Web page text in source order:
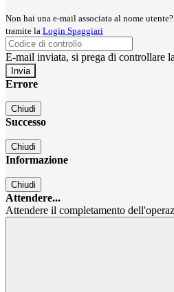
Non hai una e-mail associata al nome
tramite la Login Spaggiari
E-mail inviata, si prega di controllare
Errore
Chiudi
Successo
Chiudi
Informazione
Chiudi
Attendere...
Attendere il completamento